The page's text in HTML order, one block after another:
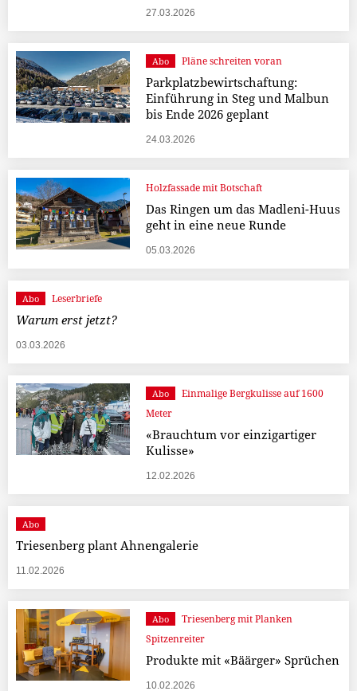
27.03.2026
Abo Pläne schreiten voran
Parkplatzbewirtschaftung:
Einführung in Steg und Malbun
bis Ende 2026 geplant
24.03.2026
Holzfassade mit Botschaft
Das Ringen um das Madleni-Huus
geht in eine neue Runde
05.03.2026
Abo Leserbriefe
Warum erst jetzt?
03.03.2026
Abo
Einmalige Bergkulisse auf 1600
Meter
«Brauchtum vor einzigartiger
Kulisse»
12.02.2026
Abo
Triesenberg plant Ahnengalerie
11.02.2026
Abo
Triesenberg mit Planken
Spitzenreiter
Produkte mit «Bäärger» Sprüchen
10.02.2026